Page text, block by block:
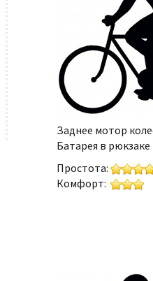
Заднее мотор
Батарея в рюкзаке
Простота:
Комфорт: